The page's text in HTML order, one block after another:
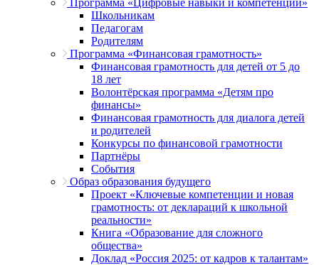
Программа «Цифровые навыки и компетенции»
Школьникам
Педагогам
Родителям
Программа «Финансовая грамотность»
Финансовая грамотность для детей от 5 до
18 лет
Волонтёрская программа «Детям про
финансы»
Финансовая грамотность для диалога детей
и родителей
Конкурсы по финансовой грамотности
Партнёры
События
Образ образования будущего
Проект «Ключевые компетенции и новая
грамотность: от деклараций к школьной
реальности»
Книга «Образование для сложного
общества»
Доклад «Россия 2025: от кадров к талантам»